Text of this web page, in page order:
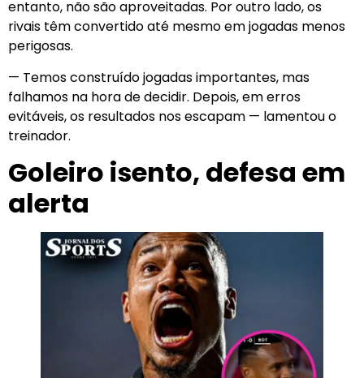
entanto, não são aproveitadas. Por outro lado, os
rivais têm convertido até mesmo em jogadas menos
perigosas.
— Temos construído jogadas importantes, mas
falhamos na hora de decidir. Depois, em erros
evitáveis, os resultados nos escapam — lamentou o
treinador.
Goleiro isento, defesa em
alerta